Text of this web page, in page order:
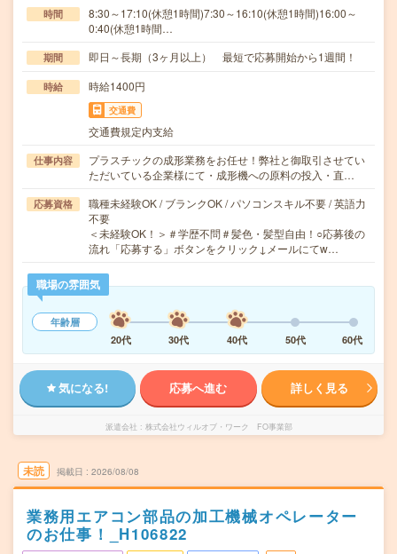
時間
8:30～17:10(休憩1時間)7:30～16:10(休憩1時間)16:00～
0:40(休憩1時間…
期間 即日～長期（3ヶ月以上） 最短で応募開始から1週間！
時給 時給1400円
交通費
交通費規定内支給
仕事内容
プラスチックの成形業務をお任せ！弊社と御取引させてい
ただいている企業様にて・成形機への原料の投入・直…
応募資格
職種未経験OK / ブランクOK / パソコンスキル不要 / 英語力
不要
＜未経験OK！＞＃学歴不問＃髪色・髪型自由！○応募後の
流れ「応募する」ボタンをクリック↓メールにてw…
職場の雰囲気
年齢層
20代
30代 40代 50代 60代
気になる! 応募へ進む 詳しく見る
派遣会社 株式会社ウィルオブ・ワーク FO事業部
未読 掲載日 2026/08/08
業務用エアコン部品の加工機械オペレーター
のお仕事！_H106822